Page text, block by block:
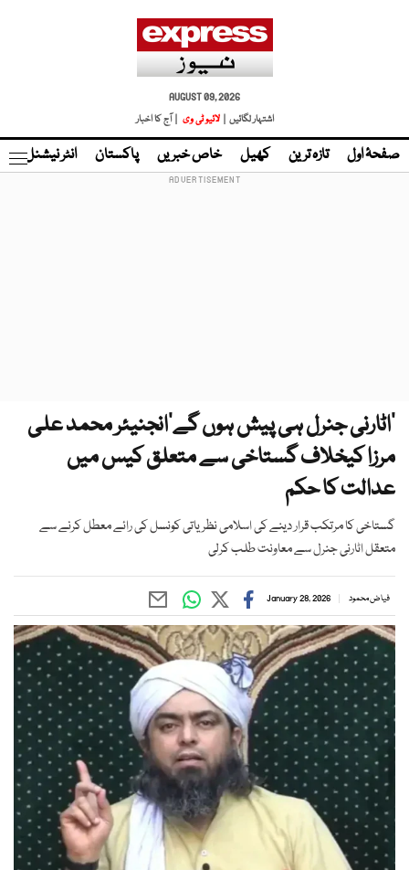
AUGUST 09, 2026
اشتہار لگائیں |
لائیو ٹی وی | آج کا اخبار
صفحۂ اول تازہ ترین کھیل خاص خبریں پاکستان انٹر نیشنل
’اٹارنی جنرل ہی پیش ہوں گے‘انجنیئر محمد علی
مرزا کیخلاف گستاخی سے متعلق کیس میں
عدالت کا حکم
گستاخی کا مرتکب قرار دینے کی اسلامی نظریاتی کونسل کی رائے معطل کرنے سے
متعقل اٹارنی جنرل سے معاونت طلب کرلی
فیاض محمود January 28, 2026